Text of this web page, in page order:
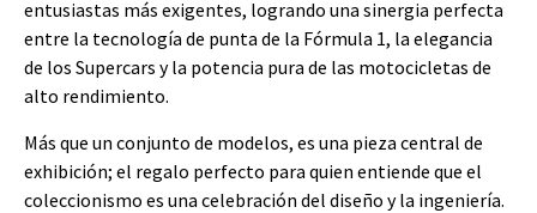
entusiastas más exigentes, logrando una sinergia perfecta
entre la tecnología de punta de la Fórmula 1, la elegancia
de los Supercars y la potencia pura de las motocicletas de
alto rendimiento.
Más que un conjunto de modelos, es una pieza central de
exhibición; el regalo perfecto para quien entiende que el
coleccionismo es una celebración del diseño y la ingeniería.